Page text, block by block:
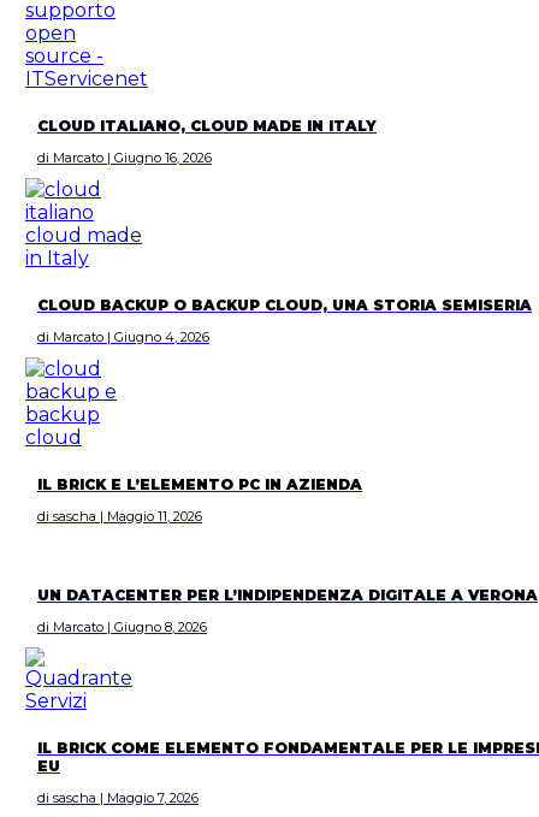
CLOUD ITALIANO, CLOUD MADE IN ITALY
di Marcato | Giugno 16, 2026
CLOUD BACKUP O BACKUP CLOUD, UNA STORIA SEMISERIA
di Marcato | Giugno 4, 2026
IL BRICK E L’ELEMENTO PC IN AZIENDA
di sascha | Maggio 11, 2026
UN DATACENTER PER L’INDIPENDENZA DIGITALE A VERONA
di Marcato | Giugno 8, 2026
IL BRICK COME ELEMENTO FONDAMENTALE PER LE
EU
di sascha | Maggio 7, 2026